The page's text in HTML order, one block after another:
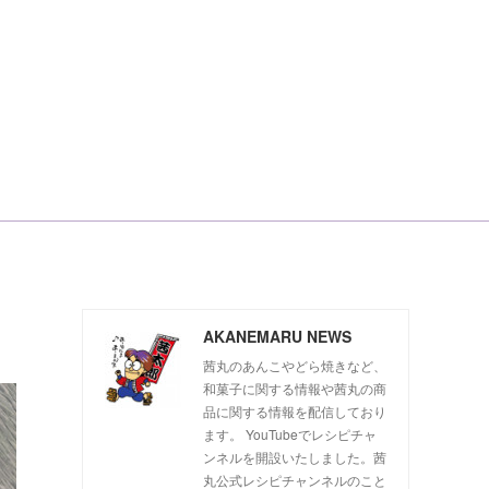
AKANEMARU NEWS
茜丸のあんこやどら焼きなど、
和菓子に関する情報や茜丸の商
品に関する情報を配信しており
ます。 YouTubeでレシピチャ
ンネルを開設いたしました。茜
丸公式レシピチャンネルのこと